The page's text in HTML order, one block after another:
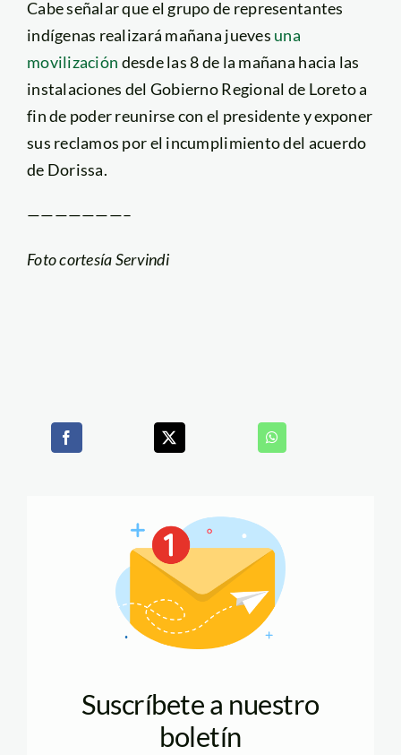
Cabe señalar que el grupo de representantes
indígenas realizará mañana jueves una
movilización desde las 8 de la mañana hacia las
instalaciones del Gobierno Regional de Loreto a
fin de poder reunirse con el presidente y exponer
sus reclamos por el incumplimiento del acuerdo
de Dorissa.
———————–
Foto cortesía Servindi
Suscríbete a nuestro
boletín